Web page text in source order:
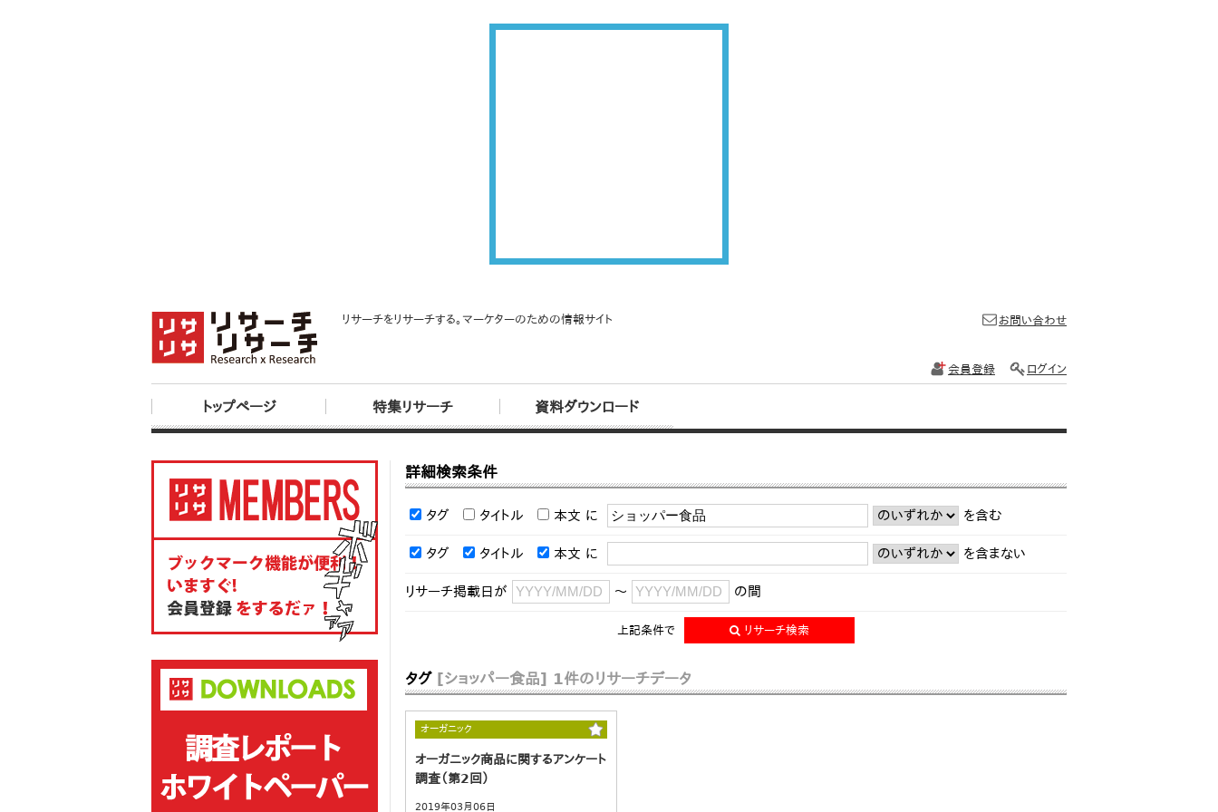
リサーチをリサーチする。マーケターのための情報サイト
トップページ 特集リサーチ 資料ダウンロード
お問い合わせ
会員登録 ログイン
詳細検索条件
タグ タイトル 本文 に を含む
タグ タイトル 本文 に を含まない
リサーチ掲載日が ～ の間
上記条件で リサーチ検索
タグ [ショッパー食品] 1件のリサーチデータ
オーガニック
オーガニック商品に関するアンケート
調査（第2回）
2019年03月06日